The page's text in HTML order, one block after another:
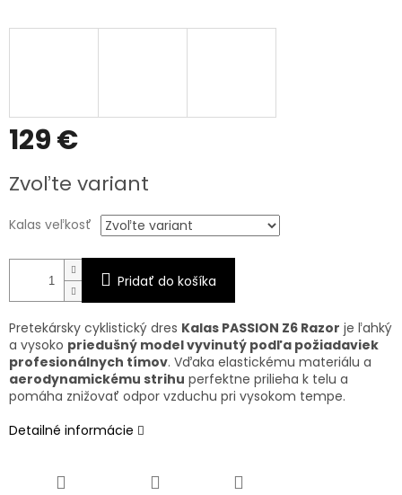
129 €
cena:
Zvoľte variant
Kalas veľkosť
Pridať do košíka
Pretekársky cyklistický dres Kalas PASSION Z6 Razor je ľahký
a vysoko priedušný model vyvinutý podľa požiadaviek
profesionálnych tímov. Vďaka elastickému materiálu a
aerodynamickému strihu perfektne prilieha k telu a
pomáha znižovať odpor vzduchu pri vysokom tempe.
Detailné informácie